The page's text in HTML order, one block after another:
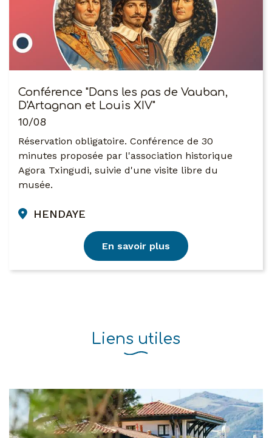
Conférence "Dans les pas de Vauban,
D'Artagnan et Louis XIV"
10/08
Réservation obligatoire. Conférence de 30
minutes proposée par l'association historique
Agora Txingudi, suivie d'une visite libre du
musée.
HENDAYE
En savoir plus
Liens utiles